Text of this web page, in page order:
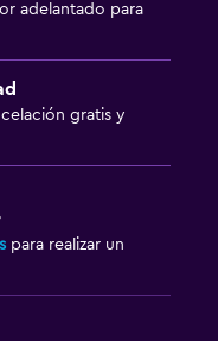
adelantado para
gratis y
para realizar un